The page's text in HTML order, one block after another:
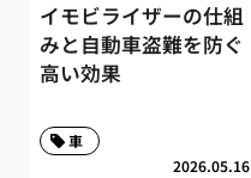
イモビライザーの仕組
みと自動車盗難を防ぐ
高い効果
2026.05.16
車